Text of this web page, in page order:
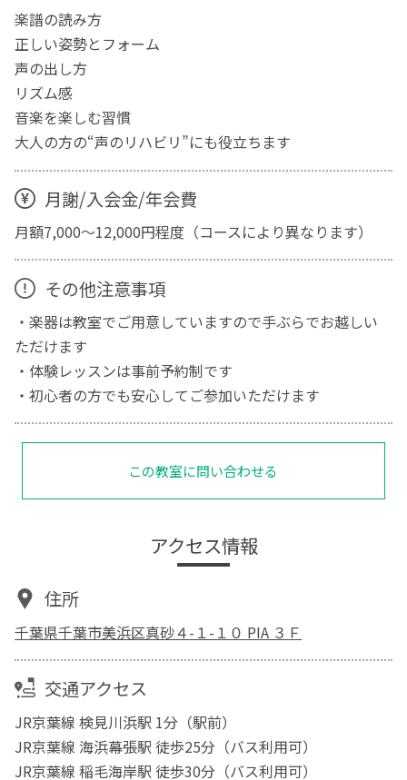
楽譜の読み方
正しい姿勢とフォーム
声の出し方
リズム感
音楽を楽しむ習慣
大人の方の“声のリハビリ”にも役立ちます
月謝/入会金/年会費
月額7,000〜12,000円程度（コースにより異なります）
その他注意事項
・楽器は教室でご用意していますので手ぶらでお越しい
ただけます
・体験レッスンは事前予約制です
・初心者の方でも安心してご参加いただけます
この教室に問い合わせる
アクセス情報
住所
千葉県千葉市美浜区真砂４-１-１０ PIA ３Ｆ
交通アクセス
JR京葉線 検見川浜駅 1分（駅前）
JR京葉線 海浜幕張駅 徒歩25分（バス利用可）
JR京葉線 稲毛海岸駅 徒歩30分（バス利用可）